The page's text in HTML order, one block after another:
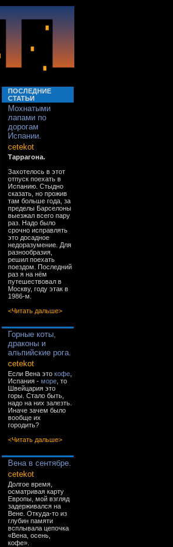
ПОСЛЕДНИЕ
СТАТЬИ
Мохнатыми
лапами по
дорогам
Испании.
cetekot
Таррагона.
Захотелось в этот
отпуск поехать в
Испанию. Стыдно
сказать, но прожив
там больше года, за
пределы Барселоны
выезжал всего пару
раз. Надо было
срочно исправлять
это досадное
недоразумение. Для
разнообразия,
решил поехать
поездом. Последний
раз я на нём
путешествовал в
Москву, году этак в
1986-м.
<Читать дальше>
Горные коты,
драконы и
альпийские рога.
cetekot
Если Вена это кофе
Испания - море , то
Швейцария это
горы. Стало быть,
надо на них залезть.
Иначе зачем было
вообще их
городить?
<Читать дальше>
Вена в сентябре.
cetekot
Долгое время,
осматривая карту
Европы, мой взгляд
задерживался на
Вене. Откуда-то из
глубин памяти
всплывала цепочка
«Вена, осень,
кофе».